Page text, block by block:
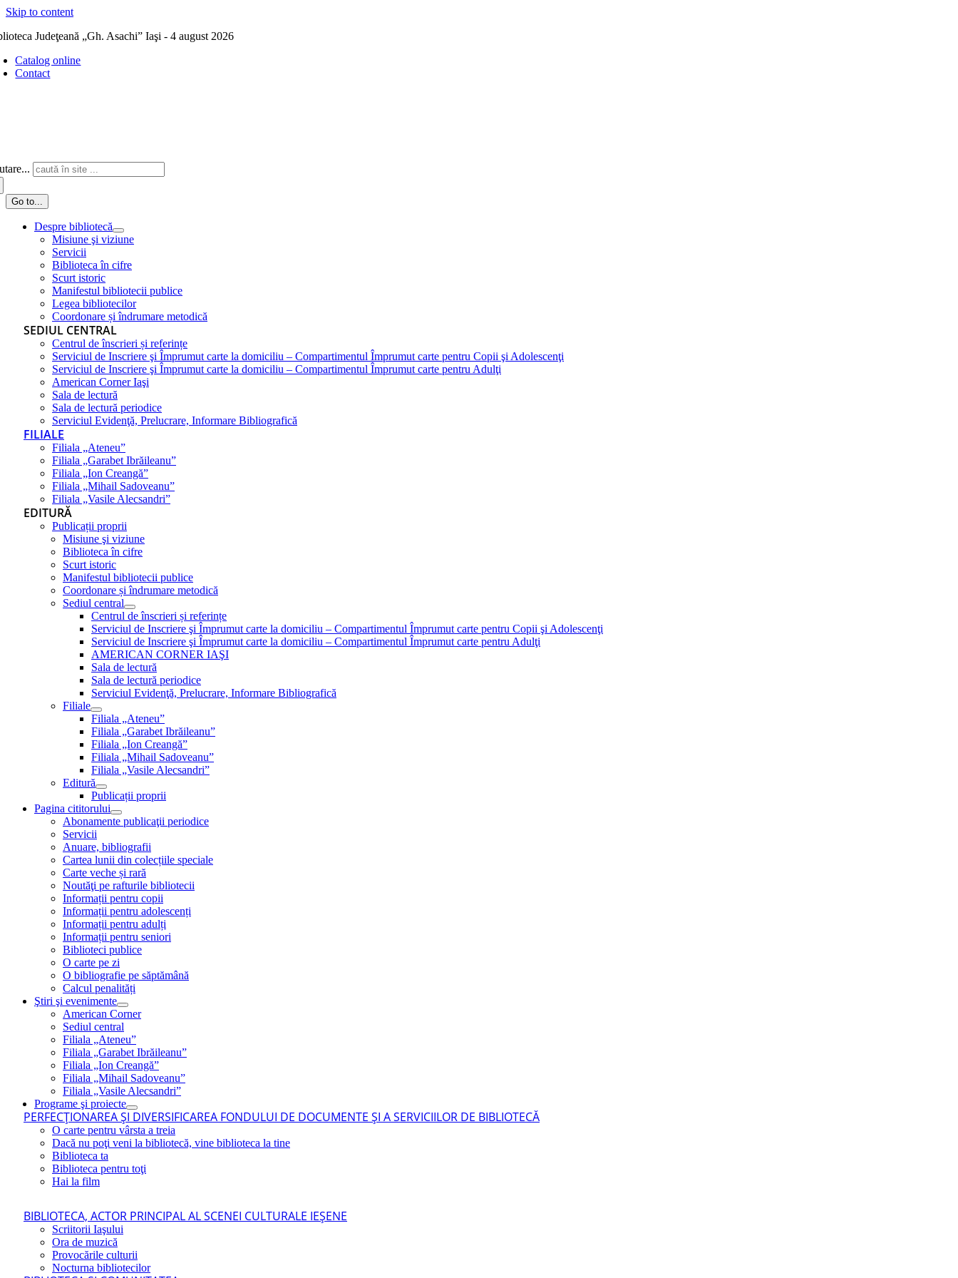
Skip to content
Judeţeană „Gh. Asachi” Iaşi - 4 august 2026
Catalog online
Contact
Go to...
Despre bibliotecă
Misiune şi viziune
Servicii
Biblioteca în cifre
Scurt istoric
Manifestul bibliotecii publice
Legea bibliotecilor
Coordonare și îndrumare metodică
SEDIUL CENTRAL
Centrul de înscrieri și referințe
Serviciul de Inscriere şi Împrumut carte la domiciliu – Compartimentul Împrumut carte pentru Copii şi Adolescenţi
Serviciul de Inscriere şi Împrumut carte la domiciliu – Compartimentul Împrumut carte pentru Adulţi
American Corner Iaşi
Sala de lectură
Sala de lectură periodice
Serviciul Evidenţă, Prelucrare, Informare Bibliografică
FILIALE
Filiala „Ateneu”
Filiala „Garabet Ibrăileanu”
Filiala „Ion Creangă”
Filiala „Mihail Sadoveanu”
Filiala „Vasile Alecsandri”
EDITURĂ
Publicații proprii
Misiune şi viziune
Biblioteca în cifre
Scurt istoric
Manifestul bibliotecii publice
Coordonare și îndrumare metodică
Sediul central
Centrul de înscrieri și referințe
Serviciul de Inscriere şi Împrumut carte la domiciliu – Compartimentul Împrumut carte pentru Copii şi Adolescenţi
Serviciul de Inscriere şi Împrumut carte la domiciliu – Compartimentul Împrumut carte pentru Adulţi
AMERICAN CORNER IAŞI
Sala de lectură
Sala de lectură periodice
Serviciul Evidenţă, Prelucrare, Informare Bibliografică
Filiale
Filiala „Ateneu”
Filiala „Garabet Ibrăileanu”
Filiala „Ion Creangă”
Filiala „Mihail Sadoveanu”
Filiala „Vasile Alecsandri”
Editură
Publicații proprii
Pagina cititorului
Abonamente publicaţii periodice
Servicii
Anuare, bibliografii
Cartea lunii din colecțiile speciale
Carte veche și rară
Noutăţi pe rafturile bibliotecii
Informații pentru copii
Informații pentru adolescenți
Informații pentru adulți
Informații pentru seniori
Biblioteci publice
O carte pe zi
O bibliografie pe săptămână
Calcul penalități
Ştiri şi evenimente
American Corner
Sediul central
Filiala „Ateneu”
Filiala „Garabet Ibrăileanu”
Filiala „Ion Creangă”
Filiala „Mihail Sadoveanu”
Filiala „Vasile Alecsandri”
Programe şi proiecte
PERFECŢIONAREA ŞI DIVERSIFICAREA FONDULUI DE DOCUMENTE ŞI A SERVICIILOR DE BIBLIOTECĂ
O carte pentru vârsta a treia
Dacă nu poţi veni la bibliotecă, vine biblioteca la tine
Biblioteca ta
Biblioteca pentru toţi
Hai la film
BIBLIOTECA, ACTOR PRINCIPAL AL SCENEI CULTURALE IEŞENE
Scriitorii Iaşului
Ora de muzică
Provocările culturii
Nocturna bibliotecilor